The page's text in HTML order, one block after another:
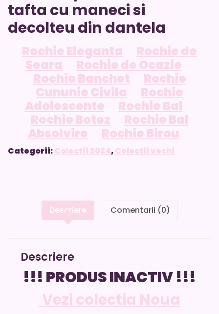
tafta cu maneci si
decolteu din dantela
Rochie Eleganta
Rochie de
Seara
Rochie de Ocazie
Rochie Banchet
Rochie
Cununie Civila
Rochie
Adolescente
Rochie Bal
Rochie Botez
Rochie Bal
Absolvire
Rochie Birou
Categorii:Colectii 2024,Colectii vechi
Descriere Comentarii (0)
Descriere
!!! PRODUS INACTIV !!!
Vezi colectia Noua